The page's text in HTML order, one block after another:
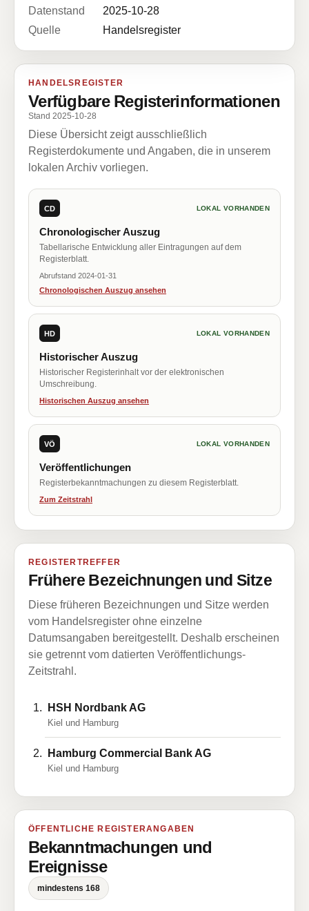
Datenstand
2025-10-28
Quelle
Handelsregister
HANDELSREGISTER
Verfügbare Registerinformationen
Stand 2025-10-28
Diese Übersicht zeigt ausschließlich
Registerdokumente und Angaben, die in unserem
lokalen Archiv vorliegen.
CD LOKAL VORHANDEN
Chronologischer Auszug
Tabellarische Entwicklung aller Eintragungen auf dem
Registerblatt.
Abrufstand 2024-01-31
Chronologischen Auszug ansehen
HD LOKAL VORHANDEN
Historischer Auszug
Historischer Registerinhalt vor der elektronischen
Umschreibung.
Historischen Auszug ansehen
VÖ LOKAL VORHANDEN
Veröffentlichungen
Registerbekanntmachungen zu diesem Registerblatt.
Zum Zeitstrahl
REGISTERTREFFER
Frühere Bezeichnungen und Sitze
Diese früheren Bezeichnungen und Sitze werden
vom Handelsregister ohne einzelne
Datumsangaben bereitgestellt. Deshalb erscheinen
sie getrennt vom datierten Veröffentlichungs-
Zeitstrahl.
HSH Nordbank AG
Kiel und Hamburg
Hamburg Commercial Bank AG
Kiel und Hamburg
ÖFFENTLICHE REGISTERANGABEN
Bekanntmachungen und
Ereignisse
mindestens 168